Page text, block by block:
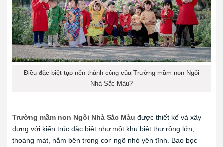
Điều đặc biệt tạo nên thành công của Trường mầm non Ngôi
Nhà Sắc Màu?
Trường mầm non Ngôi Nhà Sắc Màu được thiết kế và xây
dựng với kiến trúc đặc biệt như một khu biệt thự rộng lớn,
thoáng mát, nằm bên trong con ngõ nhỏ yên tĩnh. Bao bọc